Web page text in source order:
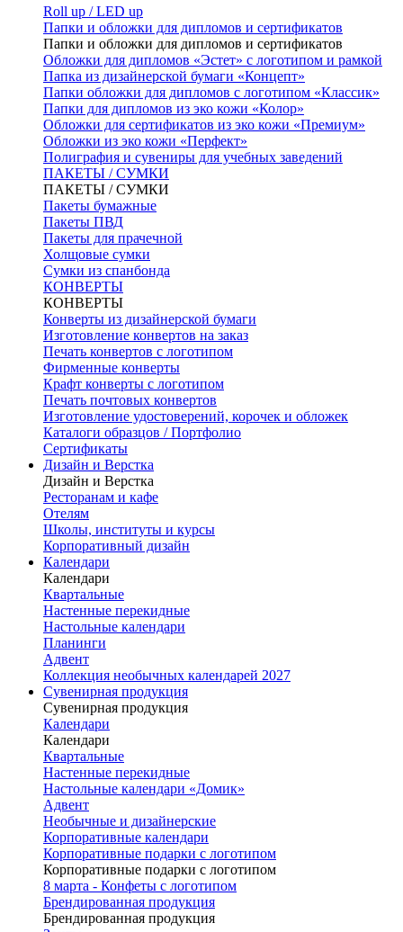
Roll up / LED up
Папки и обложки для дипломов и сертификатов
Папки и обложки для дипломов и сертификатов
Обложки для дипломов «Эстет» с логотипом и рамкой
Папка из дизайнерской бумаги «Концепт»
Папки обложки для дипломов с логотипом «Классик»
Папки для дипломов из эко кожи «Колор»
Обложки для сертификатов из эко кожи «Премиум»
Обложки из эко кожи «Перфект»
Полиграфия и сувениры для учебных заведений
ПАКЕТЫ / СУМКИ
ПАКЕТЫ / СУМКИ
Пакеты бумажные
Пакеты ПВД
Пакеты для прачечной
Холщовые сумки
Сумки из спанбонда
КОНВЕРТЫ
КОНВЕРТЫ
Конверты из дизайнерской бумаги
Изготовление конвертов на заказ
Печать конвертов с логотипом
Фирменные конверты
Крафт конверты с логотипом
Печать почтовых конвертов
Изготовление удостоверений, корочек и обложек
Каталоги образцов / Портфолио
Сертификаты
Дизайн и Верстка
Дизайн и Верстка
Ресторанам и кафе
Отелям
Школы, институты и курсы
Корпоративный дизайн
Календари
Календари
Квартальные
Настенные перекидные
Настольные календари
Планинги
Адвент
Коллекция необычных календарей 2027
Сувенирная продукция
Сувенирная продукция
Календари
Календари
Квартальные
Настенные перекидные
Настольные календари «Домик»
Адвент
Необычные и дизайнерские
Корпоративные календари
Корпоративные подарки с логотипом
Корпоративные подарки с логотипом
8 марта - Конфеты с логотипом
Брендированная продукция
Брендированная продукция